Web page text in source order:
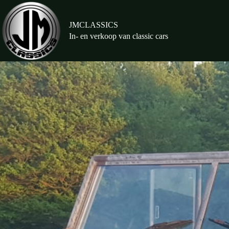
naar
de
inhoud
JMCLASSICS
In- en verkoop van classic cars